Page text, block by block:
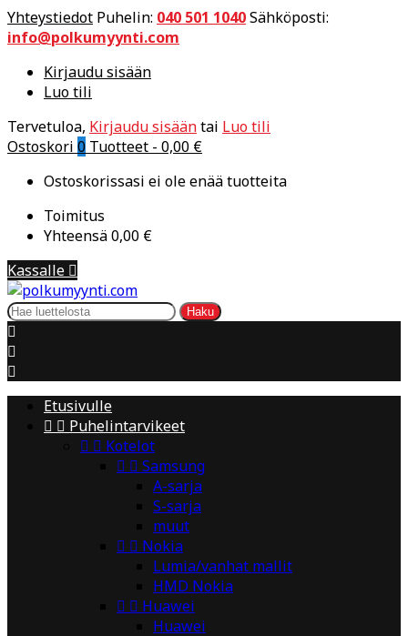
Yhteystiedot Puhelin: 040 501 1040Sähköposti:
info@polkumyynti.com
Kirjaudu sisään
Luo tili
Tervetuloa, Kirjaudu sisääntai Luo tili
Ostoskori 0 Tuotteet - 0,00 €
Ostoskorissasi ei ole enää tuotteita
Toimitus
Yhteensä0,00 €
Kassalle 
Haku



Etusivulle
  Puhelintarvikeet
  Kotelot
  Samsung
A-sarja
S-sarja
muut
  Nokia
Lumia/vanhat mallit
HMD Nokia
  Huawei
Huawei